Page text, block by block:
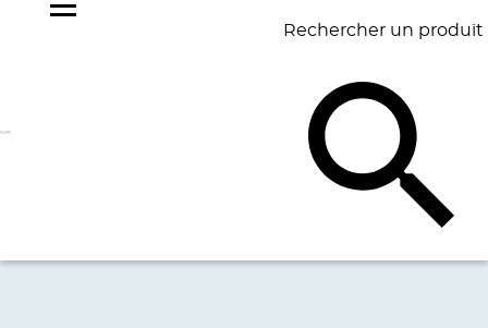
Rechercher un produit
BAGAGERIE BUREAU